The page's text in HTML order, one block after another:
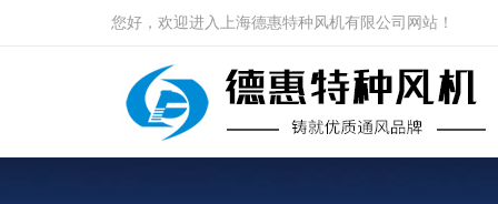
您好，欢迎进入上海德惠特种风机有限公司网站！